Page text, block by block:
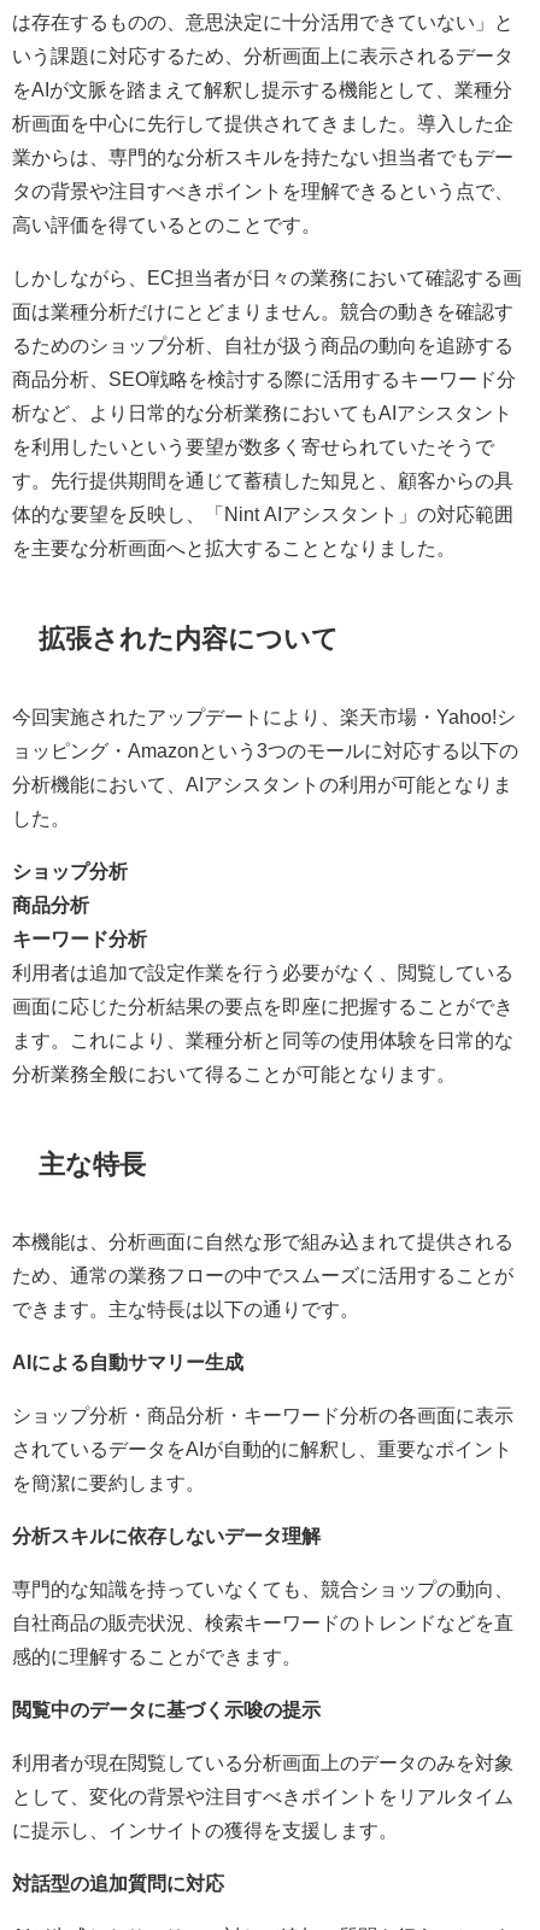
は存在するものの、意思決定に十分活用できていない」と
いう課題に対応するため、分析画面上に表示されるデータ
をAIが文脈を踏まえて解釈し提示する機能として、業種分
析画面を中心に先行して提供されてきました。導入した企
業からは、専門的な分析スキルを持たない担当者でもデー
タの背景や注目すべきポイントを理解できるという点で、
高い評価を得ているとのことです。
しかしながら、EC担当者が日々の業務において確認する画
面は業種分析だけにとどまりません。競合の動きを確認す
るためのショップ分析、自社が扱う商品の動向を追跡する
商品分析、SEO戦略を検討する際に活用するキーワード分
析など、より日常的な分析業務においてもAIアシスタント
を利用したいという要望が数多く寄せられていたそうで
す。先行提供期間を通じて蓄積した知見と、顧客からの具
体的な要望を反映し、「Nint AIアシスタント」の対応範囲
を主要な分析画面へと拡大することとなりました。
拡張された内容について
今回実施されたアップデートにより、楽天市場・Yahoo!シ
ョッピング・Amazonという3つのモールに対応する以下の
分析機能において、AIアシスタントの利用が可能となりま
した。
ショップ分析
商品分析
キーワード分析
利用者は追加で設定作業を行う必要がなく、閲覧している
画面に応じた分析結果の要点を即座に把握することができ
ます。これにより、業種分析と同等の使用体験を日常的な
分析業務全般において得ることが可能となります。
主な特長
本機能は、分析画面に自然な形で組み込まれて提供される
ため、通常の業務フローの中でスムーズに活用することが
できます。主な特長は以下の通りです。
AIによる自動サマリー生成
ショップ分析・商品分析・キーワード分析の各画面に表示
されているデータをAIが自動的に解釈し、重要なポイント
を簡潔に要約します。
分析スキルに依存しないデータ理解
専門的な知識を持っていなくても、競合ショップの動向、
自社商品の販売状況、検索キーワードのトレンドなどを直
感的に理解することができます。
閲覧中のデータに基づく示唆の提示
利用者が現在閲覧している分析画面上のデータのみを対象
として、変化の背景や注目すべきポイントをリアルタイム
に提示し、インサイトの獲得を支援します。
対話型の追加質問に対応